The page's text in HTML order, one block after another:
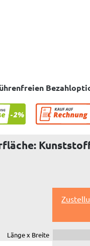
Länge x Breite